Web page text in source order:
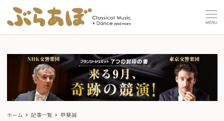
MENU
ホーム 記事一覧 甲斐誠